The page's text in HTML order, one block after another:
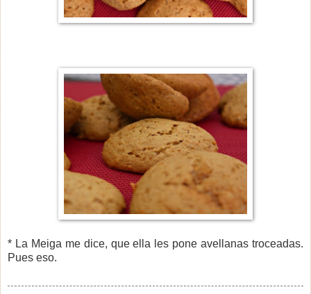
* La Meiga me dice, que ella les pone avellanas troceadas.
Pues eso.